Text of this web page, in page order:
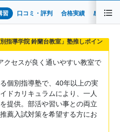
習 口コミ・評判 合格実績 感染症対
指導学院 鈴蘭台教室」塾推しポイン
クセスが良く通いやすい教室で
個別指導塾で、40年以上の実
ドカリキュラムにより、一人
提供。部活や習い事との両立
薦入試対策を希望する方にお